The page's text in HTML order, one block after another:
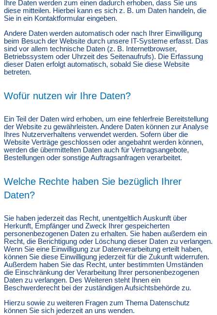
Ihre Daten werden zum einen dadurch erhoben, dass Sie uns
diese mitteilen. Hierbei kann es sich z. B. um Daten handeln, die
Sie in ein Kontaktformular eingeben.
Andere Daten werden automatisch oder nach Ihrer Einwilligung
beim Besuch der Website durch unsere IT-Systeme erfasst. Das
sind vor allem technische Daten (z. B. Internetbrowser,
Betriebssystem oder Uhrzeit des Seitenaufrufs). Die Erfassung
dieser Daten erfolgt automatisch, sobald Sie diese Website
betreten.
Wofür nutzen wir Ihre Daten?
Ein Teil der Daten wird erhoben, um eine fehlerfreie Bereitstellung
der Website zu gewährleisten. Andere Daten können zur Analyse
Ihres Nutzerverhaltens verwendet werden. Sofern über die
Website Verträge geschlossen oder angebahnt werden können,
werden die übermittelten Daten auch für Vertragsangebote,
Bestellungen oder sonstige Auftragsanfragen verarbeitet.
Welche Rechte haben Sie bezüglich Ihrer
Daten?
Sie haben jederzeit das Recht, unentgeltlich Auskunft über
Herkunft, Empfänger und Zweck Ihrer gespeicherten
personenbezogenen Daten zu erhalten. Sie haben außerdem ein
Recht, die Berichtigung oder Löschung dieser Daten zu verlangen.
Wenn Sie eine Einwilligung zur Datenverarbeitung erteilt haben,
können Sie diese Einwilligung jederzeit für die Zukunft widerrufen.
Außerdem haben Sie das Recht, unter bestimmten Umständen
die Einschränkung der Verarbeitung Ihrer personenbezogenen
Daten zu verlangen. Des Weiteren steht Ihnen ein
Beschwerderecht bei der zuständigen Aufsichtsbehörde zu.
Hierzu sowie zu weiteren Fragen zum Thema Datenschutz
können Sie sich jederzeit an uns wenden.